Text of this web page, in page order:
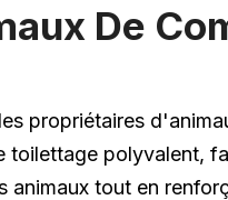
De
propriétaires
polyvalent,
tout en